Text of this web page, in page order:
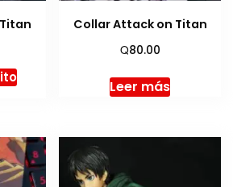
Collar Attack on Titan
Q80.00
Leer más